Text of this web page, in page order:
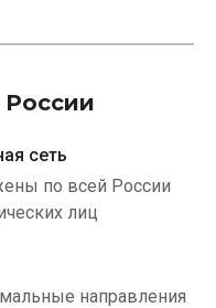
России
сеть
по всей России
лиц
направления